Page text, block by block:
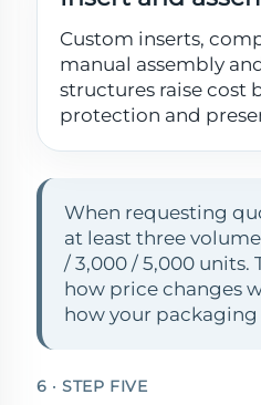
Custom inserts,
manual assembly
structures raise cost
protection and
When requesting
at least three
/ 3,000 / 5,000 units.
how price changes
how your packaging
6 · STEP FIVE